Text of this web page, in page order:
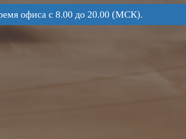
офиса с 8.00 до 20.00 (МСК).